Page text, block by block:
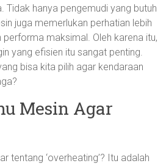
Tidak hanya pengemudi yang butuh
juga memerlukan perhatian lebih
maksimal. Oleh karena itu,
yang efisien itu sangat penting.
bisa kita pilih agar kendaraan
Mesin Agar
tentang ‘overheating’? Itu adalah